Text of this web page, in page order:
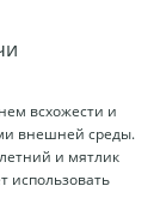
всхожести и
внешней среды.
и мятлик
использовать